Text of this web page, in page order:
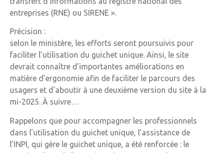
entreprises (RNE) ou SIRENE ».
Précision :
selon le ministère, les efforts seront poursuivis pour
faciliter l’utilisation du guichet unique. Ainsi, le site
devrait connaître d’importantes améliorations en
matière d’ergonomie afin de faciliter le parcours des
usagers et d’aboutir à une deuxième version du site à la
mi-2025. À suivre…
Rappelons que pour accompagner les professionnels
dans l’utilisation du guichet unique, l’assistance de
l’INPI, qui gère le guichet unique, a été renforcée : le